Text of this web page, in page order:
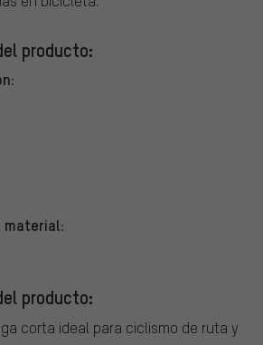
producto:
material:
producto:
corta ideal para ciclismo de ruta y